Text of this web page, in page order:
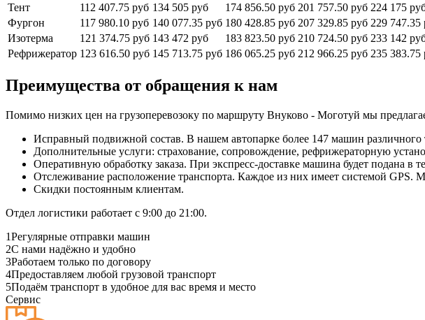
Тент
112 407.75 руб 134 505 руб 174 856.50 руб 201 757.50 руб 224 175
Фургон
117 980.10 руб 140 077.35 руб 180 428.85 руб 207 329.85 руб 229 747.35
Изотерма
121 374.75 руб 143 472 руб 183 823.50 руб 210 724.50 руб 233 142
Рефрижератор 123 616.50 руб 145 713.75 руб 186 065.25 руб 212 966.25 руб 235 383.75
Преимущества от обращения к нам
Помимо низких цен на грузоперевозоку по маршруту Внуково - Моготуй мы
Исправный подвижной состав. В нашем автопарке более 147 машин различного
Дополнительные услуги: страхование, сопровождение, рефрижераторную
Оперативную обработку заказа. При экспресс-доставке машина будет подана в
Отслеживание расположение транспорта. Каждое из них имеет системой
Скидки постоянным клиентам.
Отдел логистики работает с 9:00 до 21:00.
1Регулярные отправки машин
2С нами надёжно и удобно
3Работаем только по договору
4Предоставляем любой грузовой транспорт
5Подаём транспорт в удобное для вас время и место
Сервис